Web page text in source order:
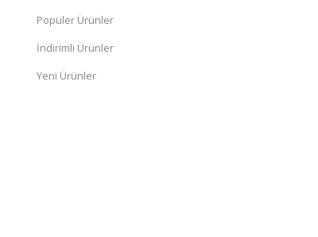
Popüler Ürünler
İndirimli Ürünler
Yeni Ürünler